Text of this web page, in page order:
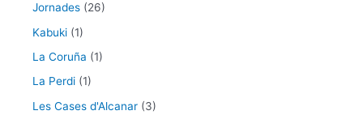
Jornades (26)
Kabuki (1)
La Coruña (1)
La Perdi (1)
Les Cases d'Alcanar (3)